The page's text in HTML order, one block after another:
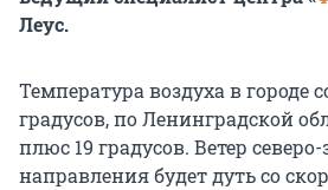
Леус.
Температура воздуха в городе
градусов, по Ленинградской
плюс 19 градусов. Ветер
направления будет дуть со